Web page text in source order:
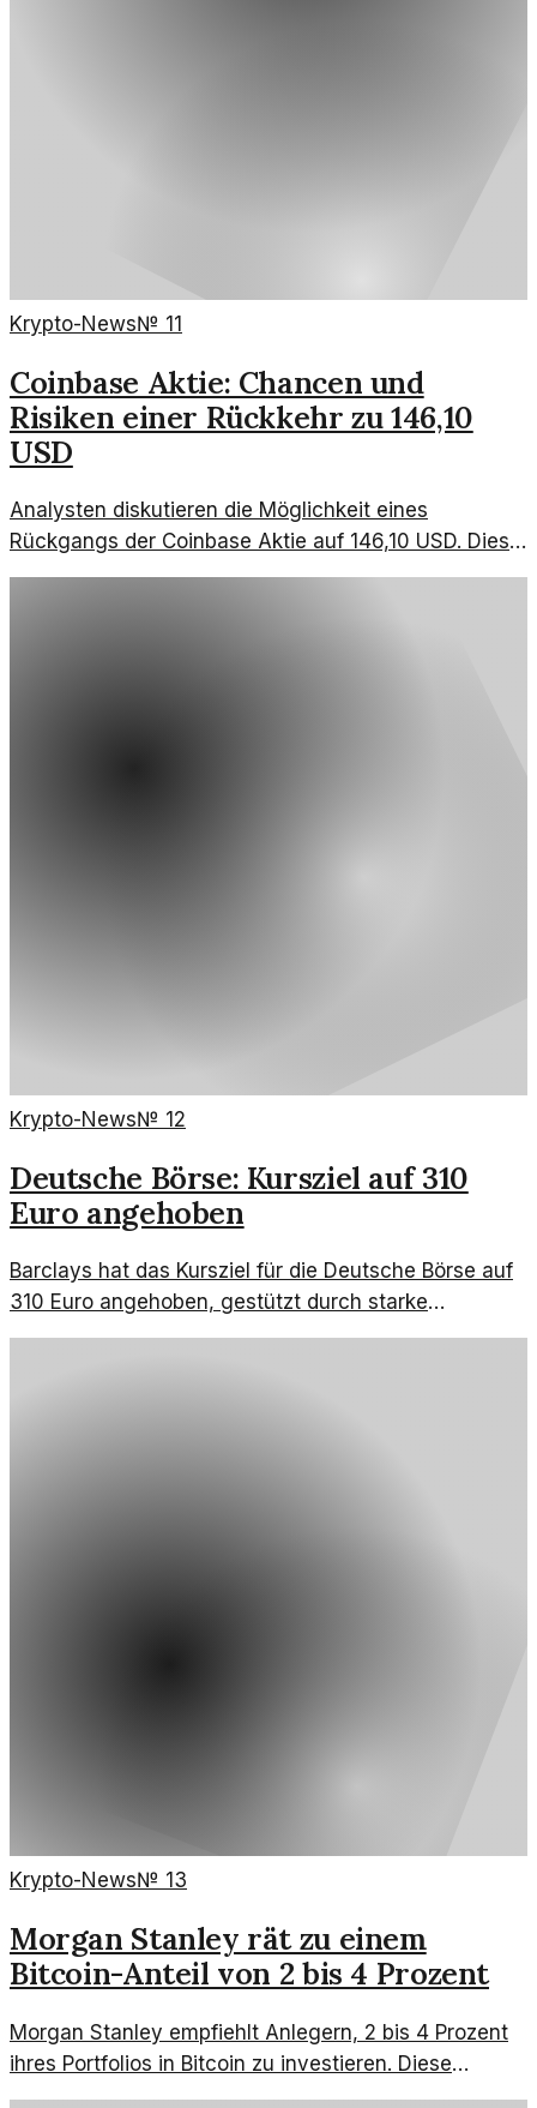
Krypto-News№ 11
Coinbase Aktie: Chancen und
Risiken einer Rückkehr zu 146,10
USD
Analysten diskutieren die Möglichkeit eines
Rückgangs der Coinbase Aktie auf 146,10 USD. Diese
Analyse betrachtet die aktuellen Marktbedingungen
Krypto-News№ 12
Deutsche Börse: Kursziel auf 310
Euro angehoben
Barclays hat das Kursziel für die Deutsche Börse auf
310 Euro angehoben, gestützt durch starke
Quartalszahlen und Investitionen in Kraken. Was
Krypto-News№ 13
Morgan Stanley rät zu einem
Bitcoin-Anteil von 2 bis 4 Prozent
Morgan Stanley empfiehlt Anlegern, 2 bis 4 Prozent
ihres Portfolios in Bitcoin zu investieren. Diese
Aussicht spiegelt eine wachsende Akzeptanz von